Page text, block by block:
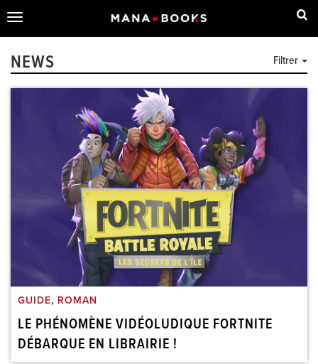
Toggle
navigation
Filtrer
NEWS
GUIDE, ROMAN
LE PHÉNOMÈNE VIDÉOLUDIQUE FORTNITE
DÉBARQUE EN LIBRAIRIE !